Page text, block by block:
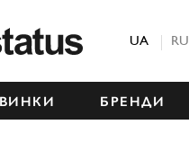
UA RU
БРЕНДИ